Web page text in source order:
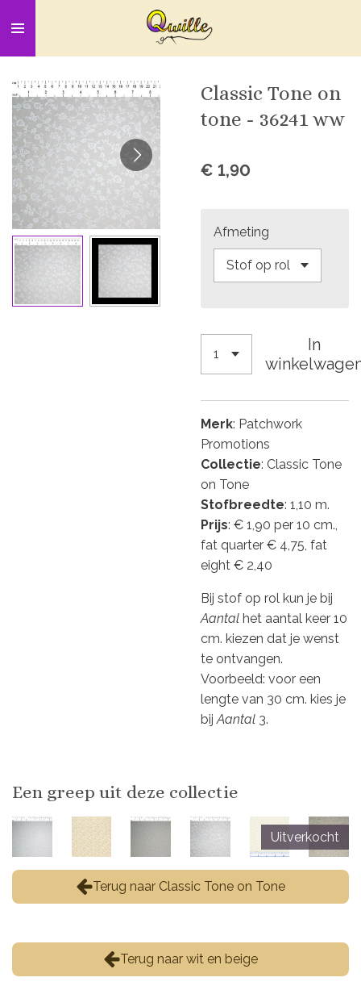
direct
naar
de
hoofdinhoud
Classic Tone on
tone - 36241 ww
€ 1,90
Afmeting
In
Merk: Patchwork
Promotions
Collectie: Classic Tone
on Tone
Stofbreedte: 1,10 m.
Prijs: € 1,90 per 10 cm.,
fat quarter € 4,75, fat
eight € 2,40
Bij stof op rol kun je bij
Aantal het aantal keer 10
cm. kiezen dat je wenst
te ontvangen.
Voorbeeld: voor een
lengte van 30 cm. kies je
bijAantal 3.
Een greep uit deze collectie
Uitverkocht
Terug naar Classic Tone on Tone
Terug naar wit en beige